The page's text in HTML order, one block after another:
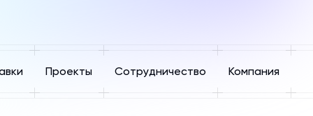
Проекты Сотрудничество Компания